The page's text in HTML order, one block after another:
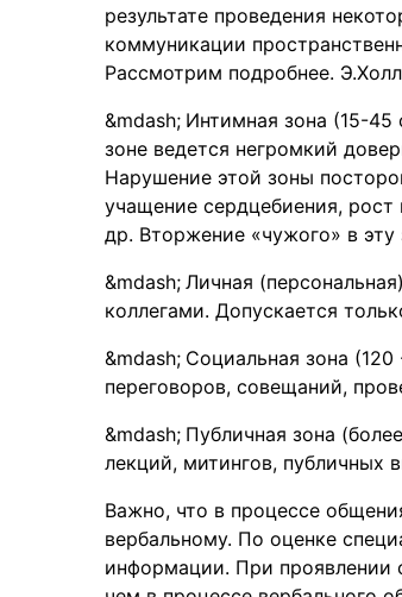
результате проведения
коммуникации
Рассмотрим подробнее.
Интимная зона (15-45
зоне ведется негромкий
Нарушение этой зоны
учащение сердцебиения, рост
др. Вторжение «чужого» в эту
Личная
коллегами. Допускается
Социальная зона
переговоров, совещаний,
Публичная зона
лекций, митингов, публичных
Важно, что в процессе
вербальному. По оценке
информации. При проявлении